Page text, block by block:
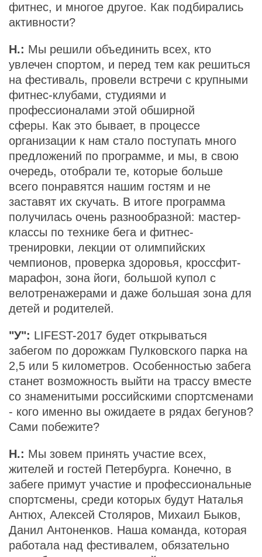
фитнес, и многое другое. Как подбирались
активности?
Н.: Мы решили объединить всех, кто
увлечен спортом, и перед тем как решиться
на фестиваль, провели встречи с крупными
фитнес-клубами, студиями и
профессионалами этой обширной
сферы. Как это бывает, в процессе
организации к нам стало поступать много
предложений по программе, и мы, в свою
очередь, отобрали те, которые больше
всего понравятся нашим гостям и не
заставят их скучать. В итоге программа
получилась очень разнообразной: мастер-
классы по технике бега и фитнес-
тренировки, лекции от олимпийских
чемпионов, проверка здоровья, кроссфит-
марафон, зона йоги, большой купол с
велотренажерами и даже большая зона для
детей и родителей.
"У": LIFEST-2017 будет открываться
забегом по дорожкам Пулковского парка на
2,5 или 5 километров. Особенностью забега
станет возможность выйти на трассу вместе
со знаменитыми российскими спортсменами
- кого именно вы ожидаете в рядах бегунов?
Сами побежите?
Н.: Мы зовем принять участие всех,
жителей и гостей Петербурга. Конечно, в
забеге примут участие и профессиональные
спортсмены, среди которых будут Наталья
Антюх, Алексей Столяров, Михаил Быков,
Данил Антоненков. Наша команда, которая
работала над фестивалем, обязательно